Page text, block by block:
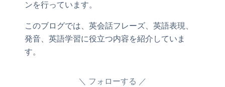
ンを行っています。
このブログでは、英会話フレーズ、英語表現、
発音、英語学習に役立つ内容を紹介していま
す。
フォローする